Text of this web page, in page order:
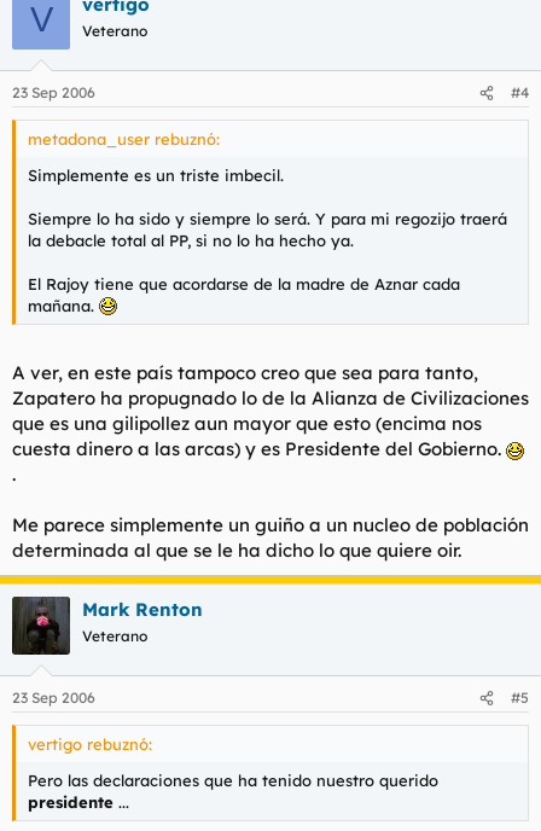
V Veterano
23 Sep 2006 #4
metadona_user rebuznó:
Simplemente es un triste imbecil.
Siempre lo ha sido y siempre lo será. Y para mi regozijo traerá
la debacle total al PP, si no lo ha hecho ya.
El Rajoy tiene que acordarse de la madre de Aznar cada
mañana.
A ver, en este país tampoco creo que sea para tanto,
Zapatero ha propugnado lo de la Alianza de Civilizaciones
que es una gilipollez aun mayor que esto (encima nos
cuesta dinero a las arcas) y es Presidente del Gobierno.
.
Me parece simplemente un guiño a un nucleo de población
determinada al que se le ha dicho lo que quiere oir.
Mark Renton
Veterano
23 Sep 2006 #5
vertigo rebuznó:
Pero las declaraciones que ha tenido nuestro querido
presidente ...